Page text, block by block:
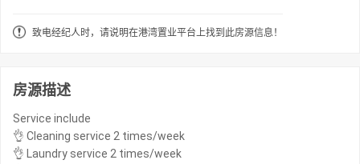
致电经纪人时，请说明在港湾置业平台上找到此房源信息！
房源描述
Service include
👌 Cleaning service 2 times/week
👌 Laundry service 2 times/week